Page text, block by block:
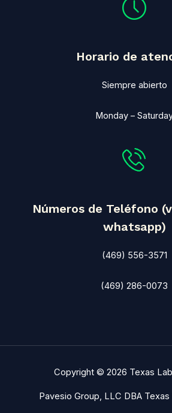
Horario de
Siempre abierto
Monday –
Números de Teléfono
whatsapp)
(469) 556-3571
(469) 286-0073
Copyright © 2026 Texas
Pavesio Group, LLC DBA Texas